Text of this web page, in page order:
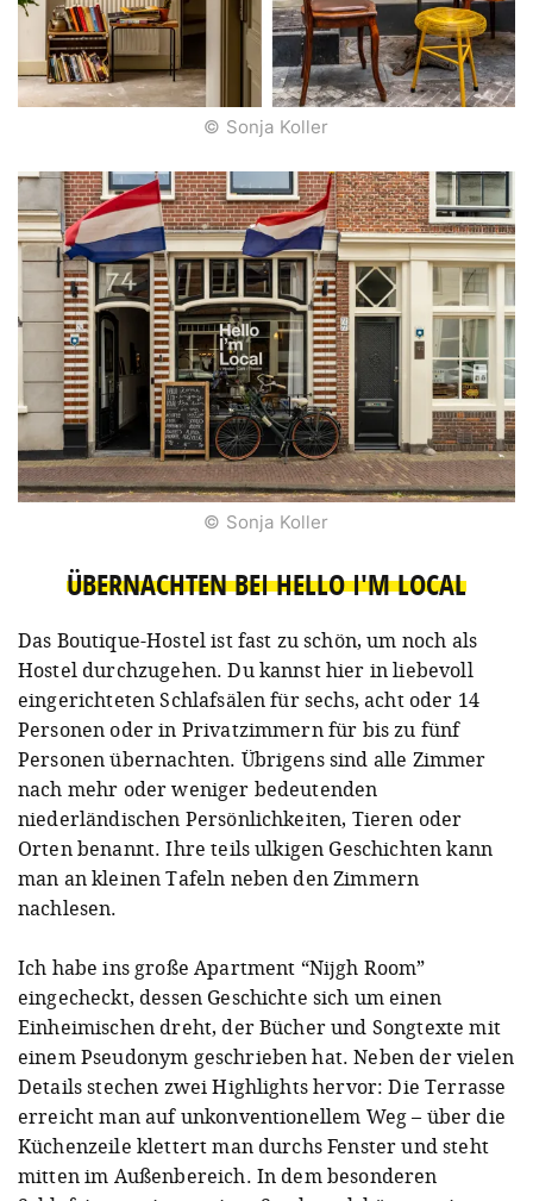
© Sonja Koller
© Sonja Koller
ÜBERNACHTEN BEI HELLO I'M LOCAL
Das Boutique-Hostel ist fast zu schön, um noch als
Hostel durchzugehen. Du kannst hier in liebevoll
eingerichteten Schlafsälen für sechs, acht oder 14
Personen oder in Privatzimmern für bis zu fünf
Personen übernachten. Übrigens sind alle Zimmer
nach mehr oder weniger bedeutenden
niederländischen Persönlichkeiten, Tieren oder
Orten benannt. Ihre teils ulkigen Geschichten kann
man an kleinen Tafeln neben den Zimmern
nachlesen.
Ich habe ins große Apartment “Nijgh Room”
eingecheckt, dessen Geschichte sich um einen
Einheimischen dreht, der Bücher und Songtexte mit
einem Pseudonym geschrieben hat. Neben der vielen
Details stechen zwei Highlights hervor: Die Terrasse
erreicht man auf unkonventionellem Weg – über die
Küchenzeile klettert man durchs Fenster und steht
mitten im Außenbereich. In dem besonderen